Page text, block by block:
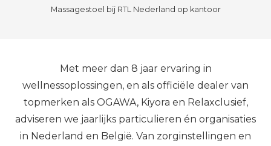
Massagestoel bij RTL Nederland op kantoor
Met meer dan 8 jaar ervaring in
wellnessoplossingen, en als officiële dealer van
topmerken als OGAWA, Kiyora en Relaxclusief,
adviseren we jaarlijks particulieren én organisaties
in Nederland en België. Van zorginstellingen en